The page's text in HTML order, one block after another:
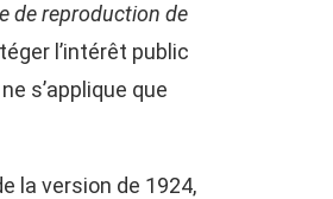
de reproduction de
l’intérêt public
s’applique que
la version de 1924,